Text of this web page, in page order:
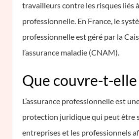
travailleurs contre les risques liés
professionnelle. En France, le
professionnelle est géré par la
l’assurance maladie (CNAM).
Que couvre-t-elle
L’assurance professionnelle est
protection juridique qui peut être
entreprises et les professionnels